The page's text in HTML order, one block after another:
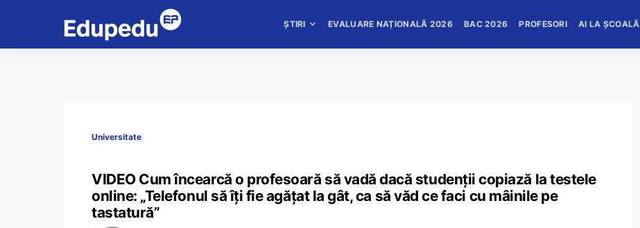
ȘTIRI EVALUARE NAȚIONALĂ 2026 BAC 2026 PROFESORI AI LA ȘCOALĂ
Universitate
VIDEO Cum încearcă o profesoară să vadă dacă studenţii copiază la testele
online: „Telefonul să îţi fie agăţat la gât, ca să văd ce faci cu mâinile pe
tastatură”